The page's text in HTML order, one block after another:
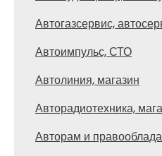
Автогазсервис,
Автоимпульс, СТО
Автолиния, магазин
Авторадиотехника,
Авторам и